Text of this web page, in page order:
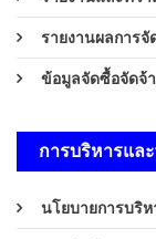
รายงานผลการ
ข้อมูลจัดซื้อจัดจ้
การบริหารแล
นโยบายการบริ